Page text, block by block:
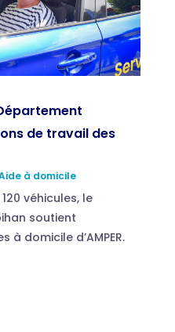
de travail des
à domicile
véhicules, le
soutient
domicile d’AMPER.